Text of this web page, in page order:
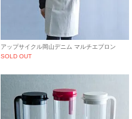
アップサイクル岡山デニム マルチエプロン
SOLD OUT